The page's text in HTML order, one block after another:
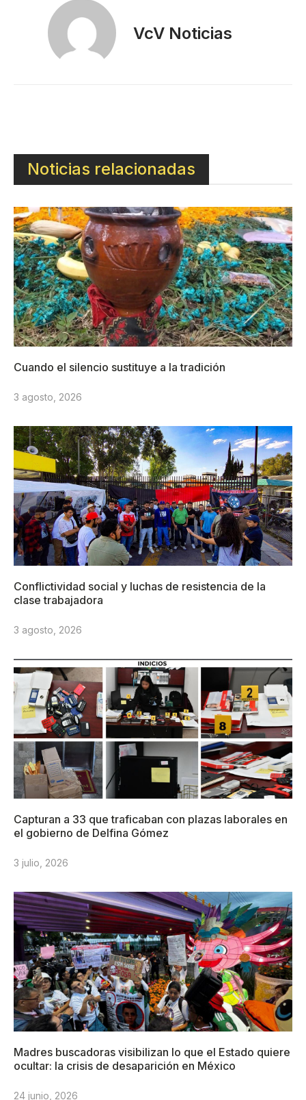
VcV Noticias
Noticias relacionadas
Cuando el silencio sustituye a la tradición
3 agosto, 2026
Conflictividad social y luchas de resistencia de la
clase trabajadora
3 agosto, 2026
Capturan a 33 que traficaban con plazas laborales en
el gobierno de Delfina Gómez
3 julio, 2026
Madres buscadoras visibilizan lo que el Estado quiere
ocultar: la crisis de desaparición en México
24 junio, 2026